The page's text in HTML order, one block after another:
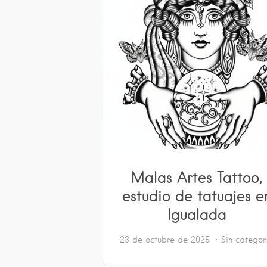
Malas Artes Tattoo,
estudio de tatuajes
Igualada
23 de octubre de 2025 Sin